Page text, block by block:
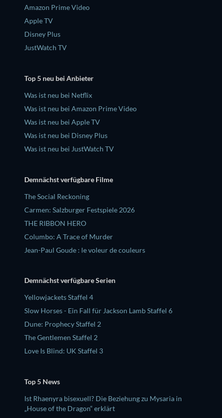
Amazon Prime Video
Apple TV
Disney Plus
JustWatch TV
Top 5 neu bei Anbieter
Was ist neu bei Netflix
Was ist neu bei Amazon Prime Video
Was ist neu bei Apple TV
Was ist neu bei Disney Plus
Was ist neu bei JustWatch TV
Demnächst verfügbare Filme
The Social Reckoning
Carmen: Salzburger Festspiele 2026
THE RIBBON HERO
Columbo: A Trace of Murder
Jean-Paul Goude : le voleur de couleurs
Demnächst verfügbare Serien
Yellowjackets Staffel 4
Slow Horses - Ein Fall für Jackson Lamb Staffel 6
Dune: Prophecy Staffel 2
The Gentlemen Staffel 2
Love Is Blind: UK Staffel 3
Top 5 News
Ist Rhaenyra bisexuell? Die Beziehung zu Mysaria in
„House of the Dragon“ erklärt